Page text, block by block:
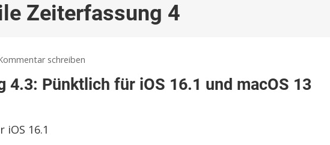
Zeiterfassung 4
schreiben
Zeiterfassung
4.3: Pünktlich für iOS 16.1 und macOS 13
16.1